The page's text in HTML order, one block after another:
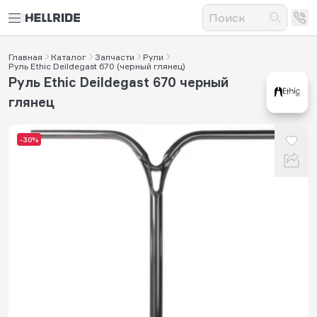
Главная Каталог Запчасти
Рули
Руль Ethic Deildegast 670 (черный глянец)
-30%
Руль Ethic Deildegast 670 черный
глянец